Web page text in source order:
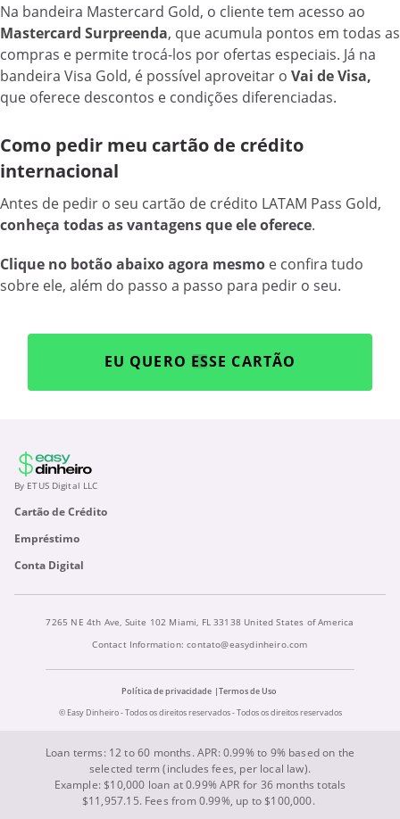
Na bandeira Mastercard Gold, o cliente tem acesso ao
Mastercard Surpreenda, que acumula pontos em todas as
compras e permite trocá-los por ofertas especiais. Já na
bandeira Visa Gold, é possível aproveitar o Vai de Visa,
que oferece descontos e condições diferenciadas.
Como pedir meu cartão de crédito
internacional
Antes de pedir o seu cartão de crédito LATAM Pass Gold,
conheça todas as vantagens que ele oferece.
Clique no botão abaixo agora mesmo e confira tudo
sobre ele, além do passo a passo para pedir o seu.
EU QUERO ESSE CARTÃO
By ETUS Digital LLC
Cartão de Crédito
Empréstimo
Conta Digital
7265 NE 4th Ave, Suite 102 Miami, FL 33138 United States of America
Contact Information:contato@easydinheiro.com
Política de privacidade
Termos de Uso
© Easy Dinheiro - Todos os direitos reservados - Todos os direitos reservados
Loan terms: 12 to 60 months. APR: 0.99% to 9% based on the
selected term (includes fees, per local law).
Example: $10,000 loan at 0.99% APR for 36 months totals
$11,957.15. Fees from 0.99%, up to $100,000.